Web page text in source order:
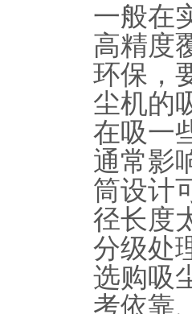
一般在
高精度
环保，
尘机的
在吸一
通常影
筒设计
径长度
分级处
选购吸
考依靠